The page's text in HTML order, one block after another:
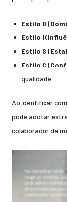
Estilo D
Estilo I
Estilo S
Estilo C
qualidade.
Ao identificar
pode adotar
colaborador da